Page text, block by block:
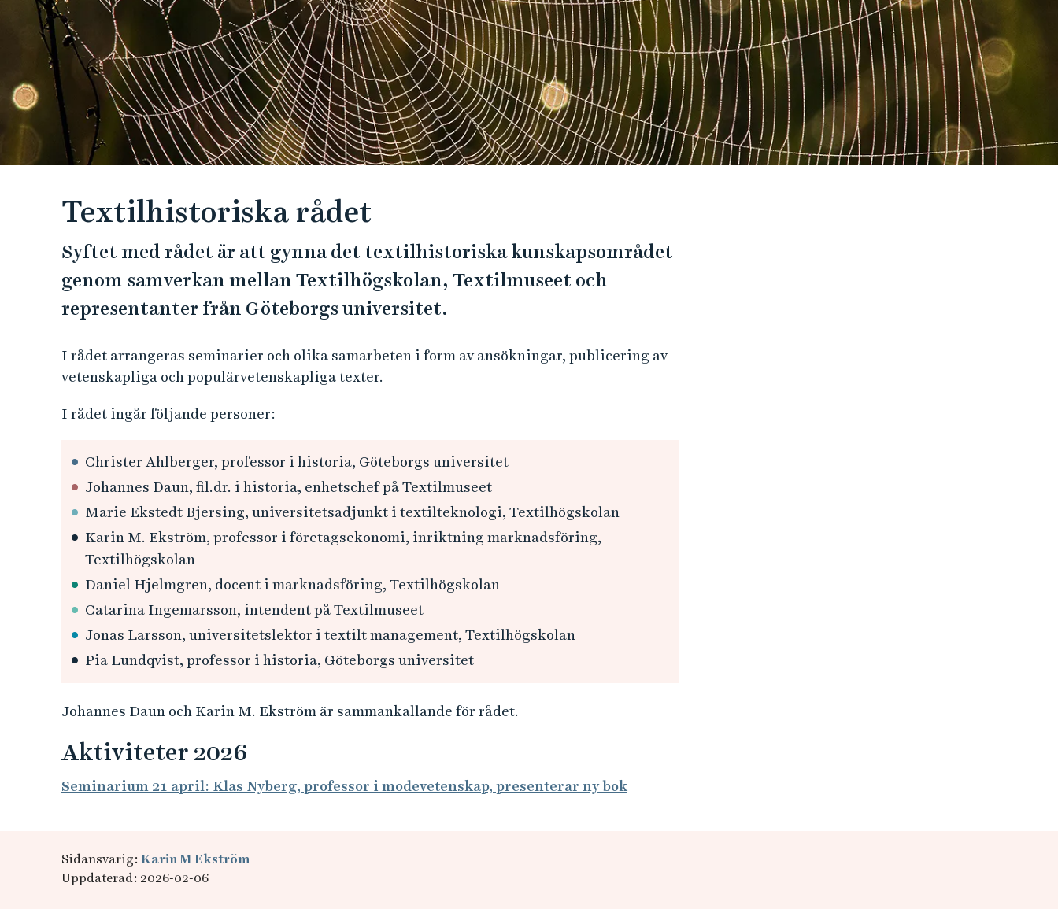
e
Textilhistoriska rådet
Syftet med rådet är att gynna det textilhistoriska kunskapsområdet
genom samverkan mellan Textilhögskolan, Textilmuseet och
representanter från Göteborgs universitet.
I rådet arrangeras seminarier och olika samarbeten i form av ansökningar, publicering av
vetenskapliga och populärvetenskapliga texter.
I rådet ingår följande personer:
Christer Ahlberger, professor i historia, Göteborgs universitet
Johannes Daun, fil.dr. i historia, enhetschef på Textilmuseet
Marie Ekstedt Bjersing, universitetsadjunkt i textilteknologi, Textilhögskolan
Karin M. Ekström, professor i företagsekonomi, inriktning marknadsföring,
Textilhögskolan
Daniel Hjelmgren, docent i marknadsföring, Textilhögskolan
Catarina Ingemarsson, intendent på Textilmuseet
Jonas Larsson, universitetslektor i textilt management, Textilhögskolan
Pia Lundqvist, professor i historia, Göteborgs universitet
Johannes Daun och Karin M. Ekström är sammankallande för rådet.
Aktiviteter 2026
Seminarium 21 april: Klas Nyberg, professor i modevetenskap, presenterar ny bok
Sidansvarig: Karin M Ekström
Uppdaterad: 2026-02-06